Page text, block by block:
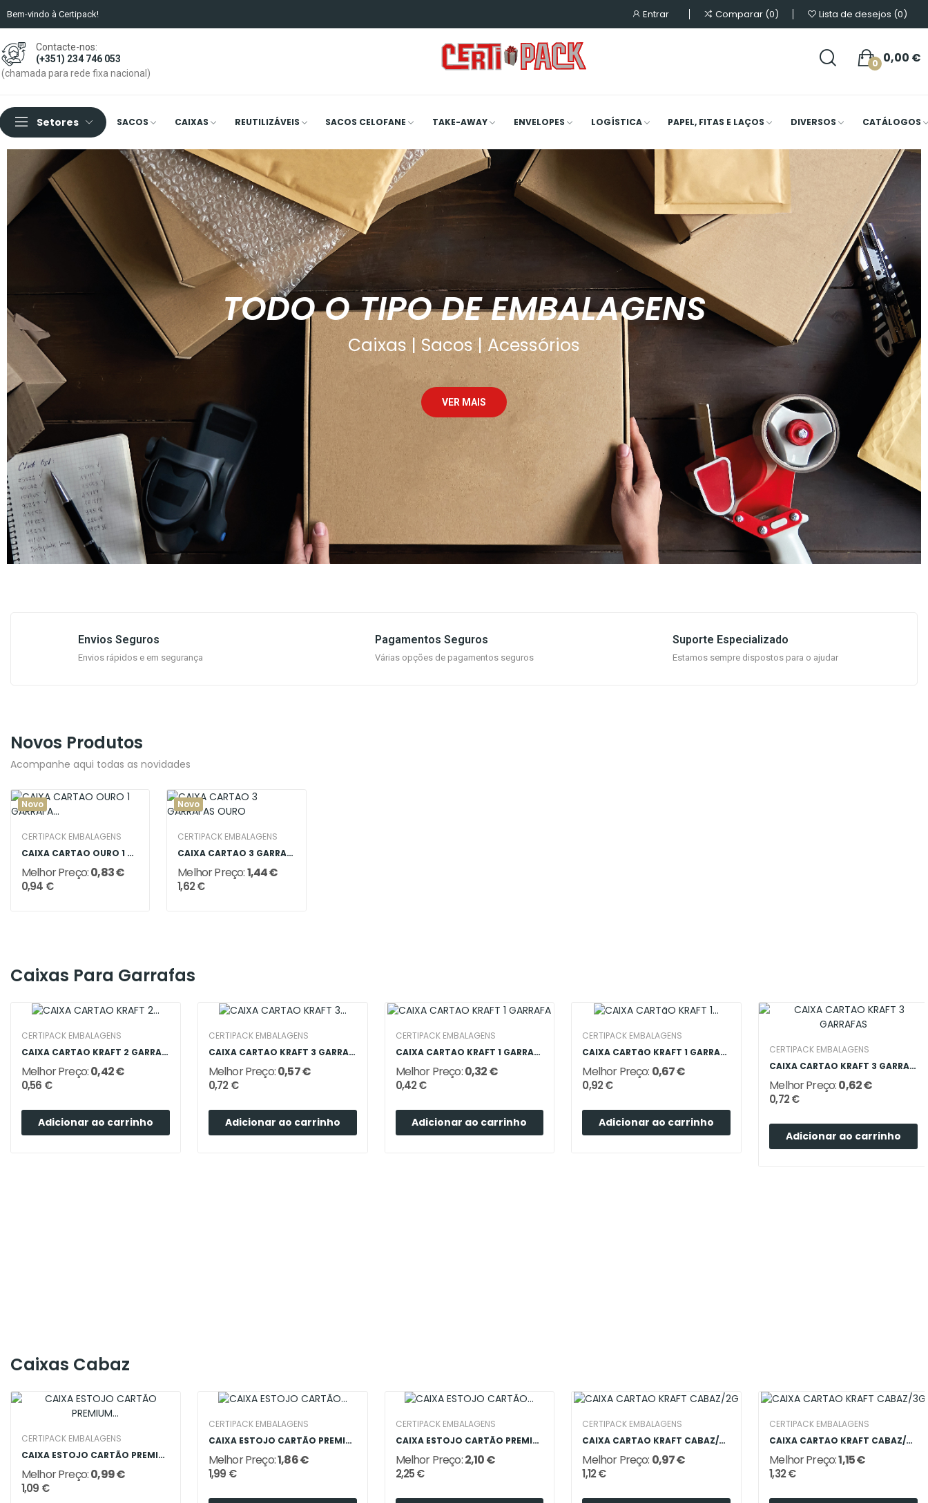
Bem-vindo à Certipack! Entrar Comparar 0 Lista de desejos 0
Contacte-nos:
(+351) 234 746 053
(chamada para rede fixa nacional)
0,00 €
0
Setores SACOS CAIXAS REUTILIZÁVEIS SACOS CELOFANE TAKE-AWAY ENVELOPES LOGÍSTICA PAPEL, FITAS E LAÇOS DIVERSOS CATÁLOGOS
TODO O TIPO DE EMBALAGENS
Caixas | Sacos | Acessórios
VER MAIS
Envios Seguros
Envios rápidos e em segurança
Pagamentos Seguros
Várias opções de pagamentos seguros
Suporte Especializado
Estamos sempre dispostos para o ajudar
Novos Produtos
Acompanhe aqui todas as novidades
Novo
CERTIPACK EMBALAGENS
CAIXA CARTAO OURO 1 GARRAFA COM JANELA
Melhor Preço:0,83 €
0,94 €
Novo
CERTIPACK EMBALAGENS
CAIXA CARTAO 3 GARRAFAS OURO
Melhor Preço:1,44 €
1,62 €
Caixas Para Garrafas
CERTIPACK EMBALAGENS
CAIXA CARTAO KRAFT 2 GARRAFAS C/ JANELA FUNDO AUTO
Melhor Preço:0,42 €
0,56 €
Adicionar ao carrinho
CERTIPACK EMBALAGENS
CAIXA CARTAO KRAFT 3 GARRAFAS C/ JANELA FUNDO AUTO
Melhor Preço:0,57 €
0,72 €
Adicionar ao carrinho
CERTIPACK EMBALAGENS
CAIXA CARTAO KRAFT 1 GARRAFA
Melhor Preço:0,32 €
0,42 €
Adicionar ao carrinho
CERTIPACK EMBALAGENS
CAIXA CARTãO KRAFT 1 GARRAFA RETANGULAR
Melhor Preço: 0,67 €
0,92 €
Adicionar ao carrinho
CERTIPACK EMBALAGENS
CAIXA CARTAO KRAFT 3 GARRAFAS
Melhor Preço:0,62 €
0,72 €
Adicionar ao carrinho
Caixas Cabaz
CERTIPACK EMBALAGENS
CAIXA ESTOJO CARTÃO PREMIUM MADEIRA 1 GARRAFA
Melhor Preço:0,99 €
1,09 €
CERTIPACK EMBALAGENS
CAIXA ESTOJO CARTÃO PREMIUM MADEIRA 2 GARRAFAS
Melhor Preço:1,86 €
1,99 €
CERTIPACK EMBALAGENS
CAIXA ESTOJO CARTÃO PREMIUM MADEIRA 3 GARRAFAS
Melhor Preço:2,10 €
2,25 €
CERTIPACK EMBALAGENS
CAIXA CARTAO KRAFT CABAZ/2G
Melhor Preço: 0,97 €
1,12 €
CERTIPACK EMBALAGENS
CAIXA CARTAO KRAFT CABAZ/3G
Melhor Preço:1,15 €
1,32 €